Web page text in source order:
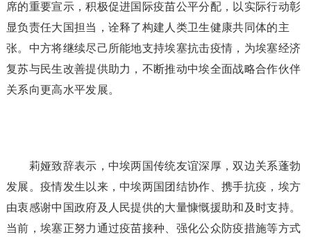
席的重要宣示，积极促进国际疫苗公平分配，以实际行动彰
显负责任大国担当，诠释了构建人类卫生健康共同体的主
张。中方将继续尽己所能地支持埃塞抗击疫情，为埃塞经济
复苏与民生改善提供助力，不断推动中埃全面战略合作伙伴
关系向更高水平发展。
莉娅致辞表示，中埃两国传统友谊深厚，双边关系蓬勃
发展。疫情发生以来，中埃两国团结协作、携手抗疫，埃方
由衷感谢中国政府及人民提供的大量慷慨援助和及时支持。
当前，埃塞正努力通过疫苗接种、强化公众防疫措施等方式